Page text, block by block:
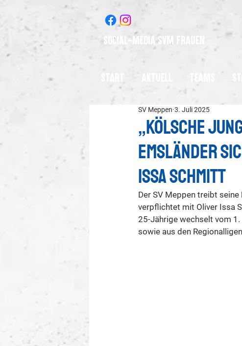
Social-Media SVM Frauen
Teams
„Kölsche
Emsländer
Issa Schmitt
SV Meppen 3. Juli 2025
Der SV Meppen treibt
verpflichtet mit Oliver Issa
25-Jährige wechselt vom
sowie aus den